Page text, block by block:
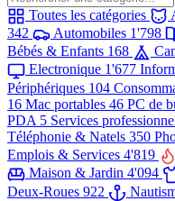
Toutes les catégories
342
Automobiles 1'798
Bébés & Enfants 168
Electronique 1'677
Périphériques 104
16 Mac portables 46 PC de
PDA 5 Services
Téléphonie & Natels 350
Emplois & Services 4'819
Maison & Jardin 4'094
Deux-Roues 922